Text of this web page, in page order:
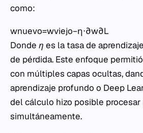
como:
wnuevo​=wviejo​−η⋅∂w∂L​
Donde η es la tasa de
de pérdida. Este enfoque
con múltiples capas ocultas,
aprendizaje profundo o Deep
del cálculo hizo posible
simultáneamente.